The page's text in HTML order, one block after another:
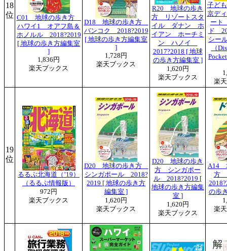
18
位 C01 地球の歩き方
ハワイ1 オアフ島＆
ホノルル 2018?2019
[ 地球の歩き方編集室
]
1,836円
楽天ブックス
D18 地球の歩き方
バンコク 2018?2019
[ 地球の歩き方編集室
]
1,728円
楽天ブックス
R20 地球の歩き
方 リゾートスタ
イル ダナン ホ
イアン ホーチミ
ン ハノイ
2017?2018 [ 地球
の歩き方編集室 ]
1,620円
楽天ブックス
子ど
京デ
ート
ド
シー
（
楽
19
位
るるぶ北海道（’19）
（るるぶ情報版）
972円
楽天ブックス
D20 地球の歩き方
シンガポール 2018?
2019 [ 地球の歩き方
編集室 ]
1,620円
楽天ブックス
D20 地球の歩き
方 シンガポー
ル 2018?2019 [
地球の歩き方編集
室 ]
1,620円
楽天ブックス
A14
方
の歩
楽